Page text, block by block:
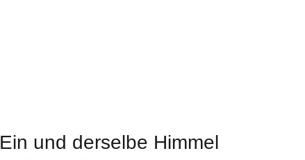
Ein und derselbe Himmel